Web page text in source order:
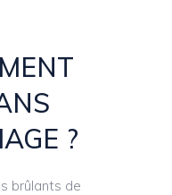
?
brûlants de